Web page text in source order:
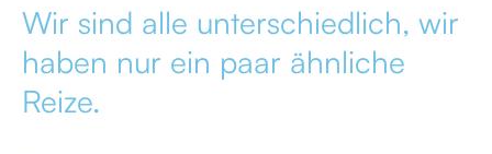
Wir sind alle unterschiedlich, wir
haben nur ein paar ähnliche
Reize.